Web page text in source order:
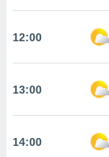
en
perfil
12:00
13:00
14:00